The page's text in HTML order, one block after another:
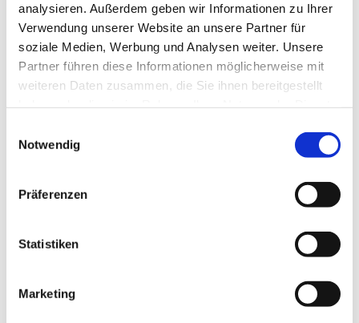
analysieren. Außerdem geben wir Informationen zu Ihrer
Verwendung unserer Website an unsere Partner für
soziale Medien, Werbung und Analysen weiter. Unsere
Partner führen diese Informationen möglicherweise mit
weiteren Daten zusammen, die Sie ihnen bereitgestellt
Notwendig
Präferenzen
Statistiken
Marketing
Dies könnte Sie auch
interessieren